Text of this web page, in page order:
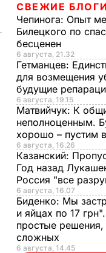
СВЕЖИЕ БЛОГИ
Чепинога: Опыт
Билецкого по
бесценен
6 августа, 21.32
Гетманцев:
для возмещения
будущие
6 августа, 19.15
Матвийчук: К
неполноценным.
хорошо – пустим
6 августа, 16.26
Казанский:
Год назад
Россия "все
6 августа, 16.07
Биденко: Мы
и яйцах по 17
простые решения,
сложных
6 августа, 14.45